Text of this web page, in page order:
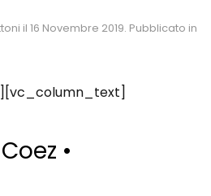
il 16 Novembre 2019. Pubblicato in
•